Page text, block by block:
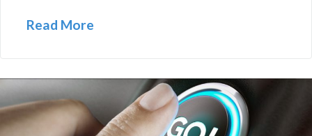
Read More